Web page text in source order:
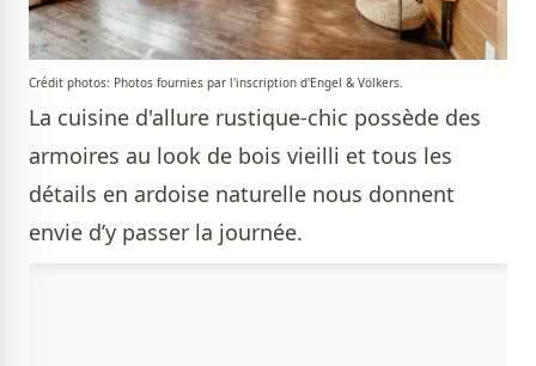
Crédit photos: Photos fournies par l'inscription d'Engel & Völkers.
La cuisine d'allure rustique-chic possède des
armoires au look de bois vieilli et tous les
détails en ardoise naturelle nous donnent
envie d’y passer la journée.